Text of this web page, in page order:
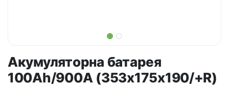
Акумуляторна батарея
100Ah/900A (353x175x190/+R)